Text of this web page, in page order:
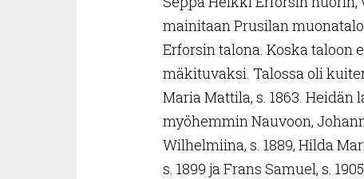
mainitaan Prusilan
Erforsin talona. Koska taloon
mäkituvaksi. Talossa oli
Maria Mattila, s. 1863.
myöhemmin Nauvoon,
Wilhelmiina, s. 1889, Hilda
s. 1899 ja Frans Samuel, s.